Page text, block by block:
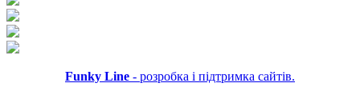
Funky Line - розробка і підтримка сайтів.